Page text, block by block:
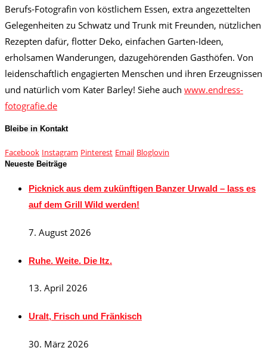
Berufs-Fotografin von köstlichem Essen, extra angezettelten
Gelegenheiten zu Schwatz und Trunk mit Freunden, nützlichen
Rezepten dafür, flotter Deko, einfachen Garten-Ideen,
erholsamen Wanderungen, dazugehörenden Gasthöfen. Von
leidenschaftlich engagierten Menschen und ihren Erzeugnissen
und natürlich vom Kater Barley! Siehe auch www.endress-
fotografie.de
Bleibe in Kontakt
Facebook Instagram Pinterest Email Bloglovin
Neueste Beiträge
Picknick aus dem zukünftigen Banzer Urwald – lass es
auf dem Grill Wild werden!
7. August 2026
Ruhe. Weite. Die Itz.
13. April 2026
Uralt, Frisch und Fränkisch
30. März 2026